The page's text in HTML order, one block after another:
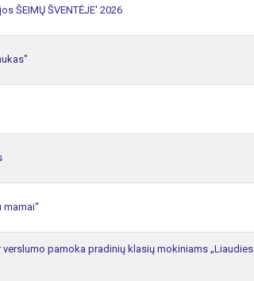
ŠEIMŲ ŠVENTĖJE' 2026
mamai“
pamoka pradinių klasių mokiniams „Liaudies